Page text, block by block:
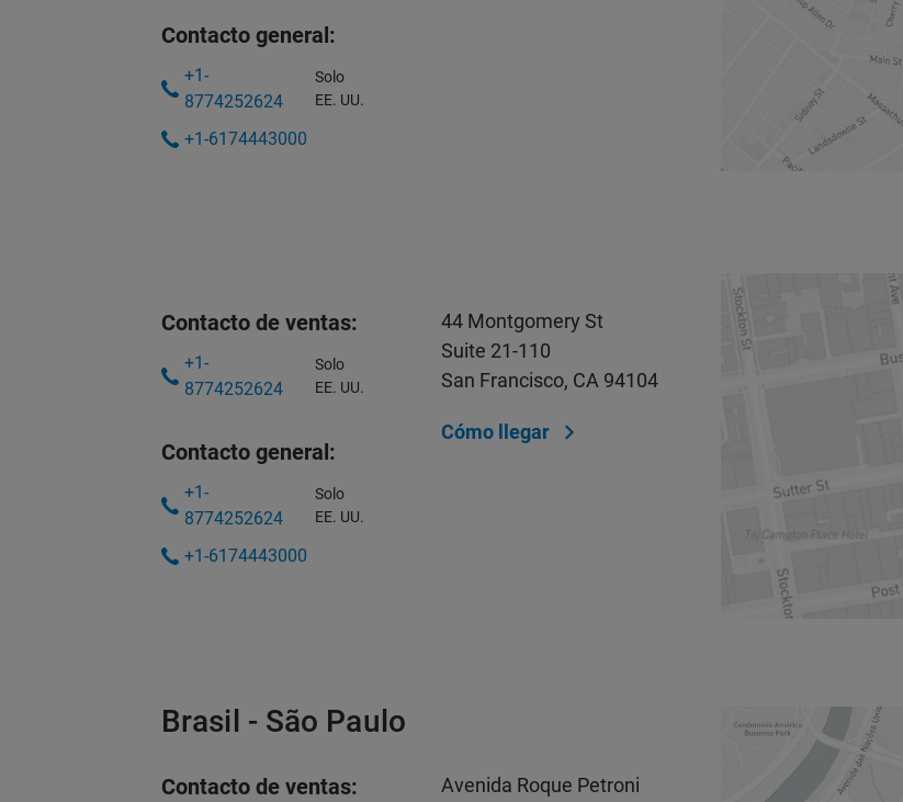
Contacto general:
+1-
8774252624
Solo
EE. UU.
+1-6174443000
Contacto de ventas:
+1-
8774252624
Solo
EE. UU.
Contacto general:
+1-
8774252624
Solo
EE. UU.
+1-6174443000
44 Montgomery St
Suite 21-110
San Francisco, CA 94104
Cómo llegar
Brasil - São Paulo
Contacto de ventas:
Avenida Roque Petroni